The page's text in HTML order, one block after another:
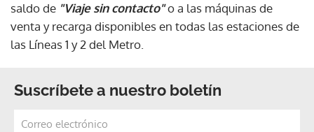
saldo de "Viaje sin contacto"o a las máquinas de
venta y recarga disponibles en todas las estaciones de
las Líneas 1 y 2 del Metro.
Suscríbete a nuestro boletín